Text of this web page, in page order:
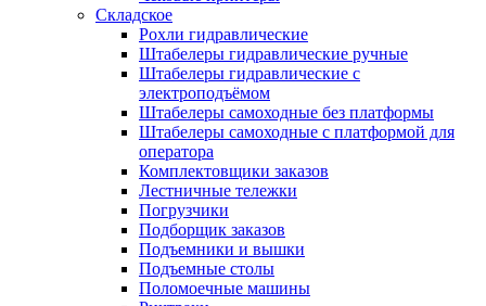
Складское
Рохли гидравлические
Штабелеры гидравлические ручные
Штабелеры гидравлические с
электроподъёмом
Штабелеры самоходные без платформы
Штабелеры самоходные с платформой для
оператора
Комплектовщики заказов
Лестничные тележки
Погрузчики
Подборщик заказов
Подъемники и вышки
Подъемные столы
Поломоечные машины